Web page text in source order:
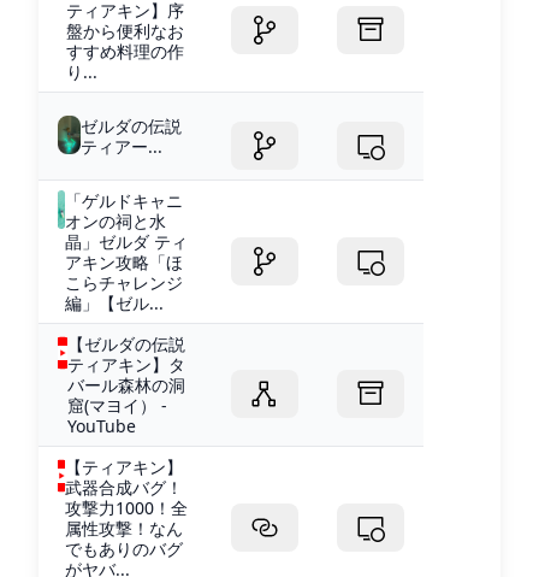
ティアキン】序
盤から便利なお
すすめ料理の作
り...
ゼルダの伝説
ティアー...
「ゲルドキャニ
オンの祠と水
晶」ゼルダ ティ
アキン攻略「ほ
こらチャレンジ
編」【ゼル...
【ゼルダの伝説
ティアキン】タ
バール森林の洞
窟(マヨイ） -
YouTube
【ティアキン】
武器合成バグ！
攻撃力1000！全
属性攻撃！なん
でもありのバグ
がヤバ...